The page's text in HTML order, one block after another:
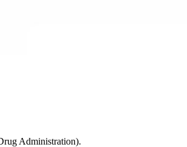
Administration).